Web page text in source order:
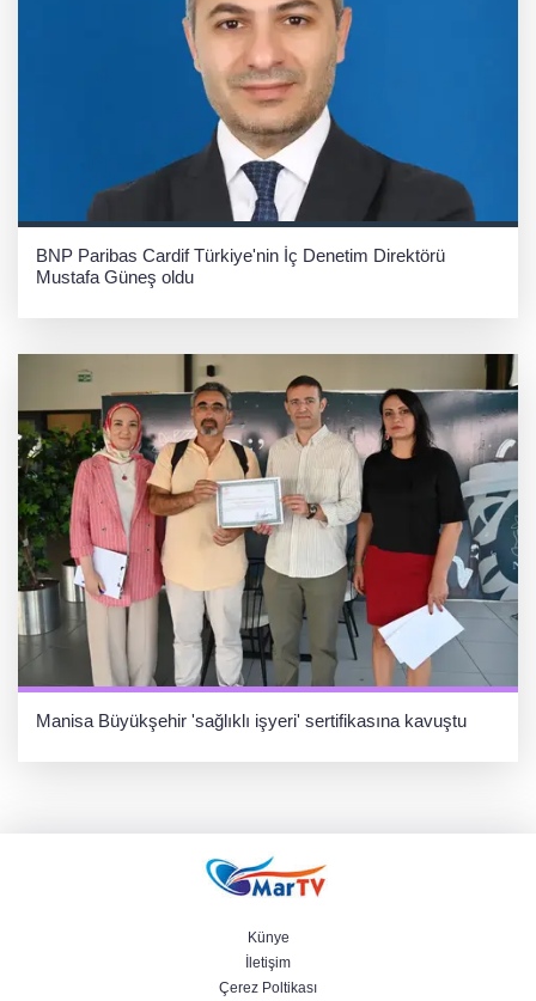
BNP Paribas Cardif Türkiye'nin İç Denetim Direktörü
Mustafa Güneş oldu
Manisa Büyükşehir 'sağlıklı işyeri' sertifikasına kavuştu
Künye
İletişim
Çerez Poltikası